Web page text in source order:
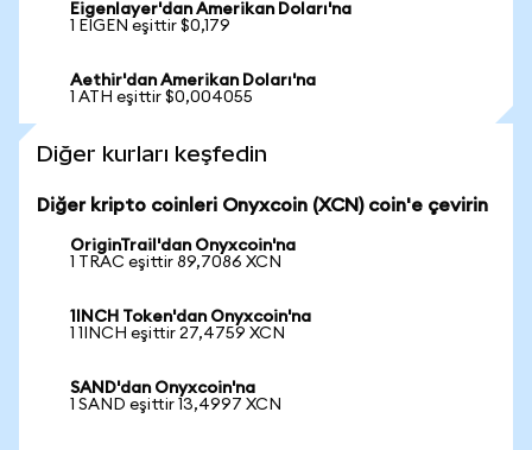
Eigenlayer'dan Amerikan Doları'na
1 EIGEN eşittir $0,179
Aethir'dan Amerikan Doları'na
1 ATH eşittir $0,004055
Diğer kurları keşfedin
Diğer kripto coinleri Onyxcoin (XCN) coin'e çevirin
OriginTrail'dan Onyxcoin'na
1 TRAC eşittir 89,7086 XCN
1INCH Token'dan Onyxcoin'na
1 1INCH eşittir 27,4759 XCN
SAND'dan Onyxcoin'na
1 SAND eşittir 13,4997 XCN